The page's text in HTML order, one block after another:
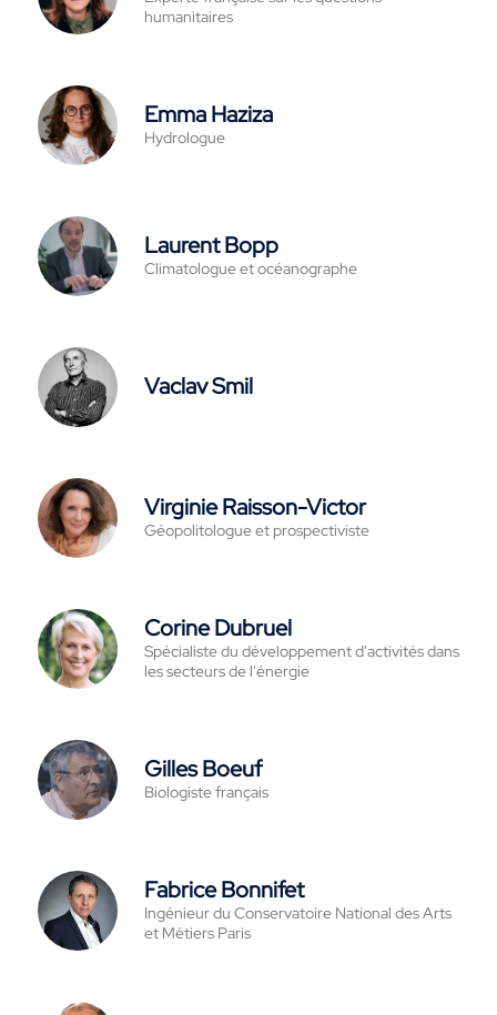
humanitaires
Emma Haziza
Hydrologue
Laurent Bopp
Climatologue et océanographe
Vaclav Smil
Virginie Raisson-Victor
Géopolitologue et prospectiviste
Corine Dubruel
Spécialiste du développement d'activités dans
les secteurs de l'énergie
Gilles Boeuf
Biologiste français
Fabrice Bonnifet
Ingénieur du Conservatoire National des Arts
et Métiers Paris